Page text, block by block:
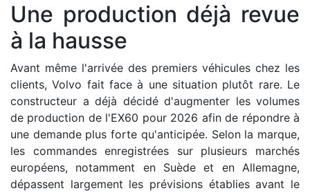
Une production déjà revue
à la hausse
Avant même l'arrivée des premiers véhicules chez les
clients, Volvo fait face à une situation plutôt rare. Le
constructeur a déjà décidé d'augmenter les volumes
de production de l'EX60 pour 2026 afin de répondre à
une demande plus forte qu'anticipée. Selon la marque,
les commandes enregistrées sur plusieurs marchés
européens, notamment en Suède et en Allemagne,
dépassent largement les prévisions établies avant le